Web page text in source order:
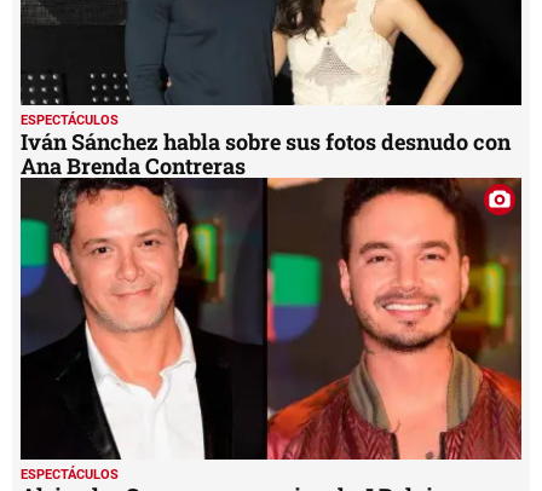
ESPECTÁCULOS
Iván Sánchez habla sobre sus fotos desnudo con
Ana Brenda Contreras
ESPECTÁCULOS